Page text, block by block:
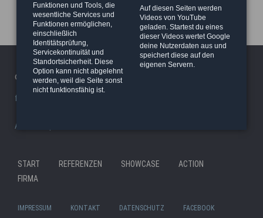
© 2026 Haeger Stunt & Wireworks Ltd. - Berlin
facility/studio
AP8actionpact
START REFERENZEN SHOWCASE
ACTION
FIRMA
überspringen
IMPRESSUM KONTAKT DATENSCHUTZ FACEBOOK
Funktionen und Tools, die
wesentliche Services und
Funktionen ermöglichen,
einschließlich
Identitätsprüfung,
Servicekontinuität und
Standortsicherheit. Diese
Option kann nicht abgelehnt
werden, weil die Seite sonst
nicht funktionsfähig ist.
Auf diesen Seiten werden
Videos von YouTube
geladen. Startest du eines
dieser Videos wertet Google
deine Nutzerdaten aus und
speichert diese auf den
eigenen Servern.